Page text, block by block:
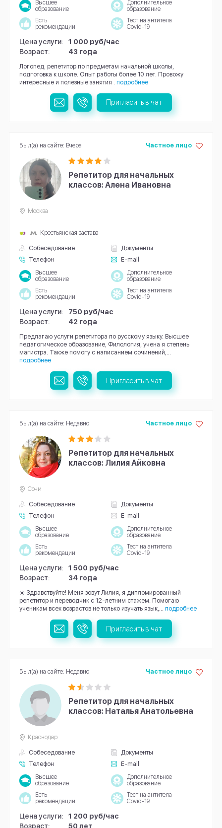
Высшее
образование
Дополнительное
образование
Есть
рекомендации
Тест на антитела
Covid-19
Цена услуги:
1 000 руб/час
Возраст:
43 года
Логопед, репетитор по предметам начальной школы,
подготовка к школе. Опыт работы более 10 лет. Провожу
интересные и полезные занятия .
подробнее
Пригласить в чат
Репетитор для начальных
классов: Алена Ивановна
Собеседование
Документы
Телефон
E-mail
Частное лицо
Москва
Крестьянская застава
Высшее
образование
Дополнительное
образование
Есть
рекомендации
Тест на антитела
Covid-19
Цена услуги:
750 руб/час
Возраст:
42 года
Предлагаю услуги репетитора по русскому языку. Высшее
педагогическое образование, Филология, учена я степень
магистра. Также помогу с написанием сочинений,...
подробнее
Был(а) на сайте: Вчера
Пригласить в чат
Репетитор для начальных
классов: Лилия Айковна
Собеседование
Документы
Телефон
E-mail
Частное лицо
Сочи
Высшее
образование
Дополнительное
образование
Есть
рекомендации
Тест на антитела
Covid-19
Цена услуги:
1 500 руб/час
Возраст:
34 года
☀️ Здравствуйте! Меня зовут Лилия, я дипломированный
репетитор и переводчик с 12-летним стажем. Помогаю
ученикам всех возрастов не только изучать язык,... подробнее
Был(а) на сайте: Недавно
Пригласить в чат
Репетитор для начальных
классов: Наталья Анатольевна
Собеседование
Документы
Телефон
E-mail
Частное лицо
Краснодар
Высшее
образование
Дополнительное
образование
Есть
рекомендации
Тест на антитела
Covid-19
Цена услуги:
1 200 руб/час
Возраст:
50 лет
Был(а) на сайте: Недавно